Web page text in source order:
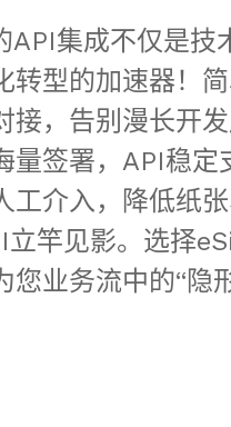
API集成不仅是技
转型的加速器！
接，告别漫长开
量签署，API稳定
工介入，降低纸
立竿见影。选择
您业务流中的“隐